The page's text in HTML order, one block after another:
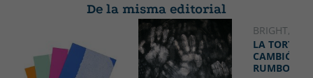
De la misma editorial
BRIGHT,
LA
CAMBIÓ SU
RUMBO